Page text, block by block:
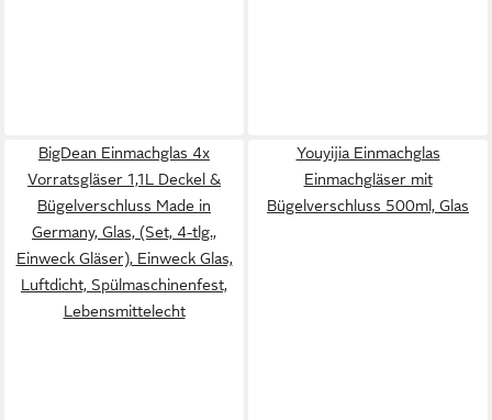
BigDean Einmachglas 4x
Vorratsgläser 1,1L Deckel &
Bügelverschluss Made in
Germany, Glas, (Set, 4-tlg.,
Einweck Gläser), Einweck Glas,
Luftdicht, Spülmaschinenfest,
Lebensmittelecht
Youyijia Einmachglas
Einmachgläser mit
Bügelverschluss 500ml, Glas